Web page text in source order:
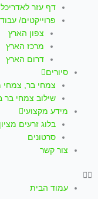
דף עזר
פרוייקטים/
צפון הארץ
מרכז הארץ
דרום הארץ
סיורים
צמחי בר, צמחי
שילוב צמחי בר
מידע מקצועי
בלוג זרעים מציון
סרטונים
צור קשר
עמוד הבית